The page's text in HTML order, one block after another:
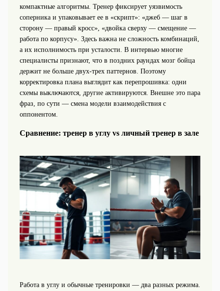
компактные алгоритмы. Тренер фиксирует уязвимость
соперника и упаковывает ее в «скрипт»: «джеб — шаг в
сторону — правый кросс», «двойка сверху — смещение —
работа по корпусу». Здесь важна не сложность комбинаций,
а их исполнимость при усталости. В интервью многие
специалисты признают, что в поздних раундах мозг бойца
держит не больше двух‑трех паттернов. Поэтому
корректировка плана выглядит как перепрошивка: одни
схемы выключаются, другие активируются. Внешне это пара
фраз, по сути — смена модели взаимодействия с
оппонентом.
Сравнение: тренер в углу vs личный тренер в зале
Работа в углу и обычные тренировки — два разных режима.